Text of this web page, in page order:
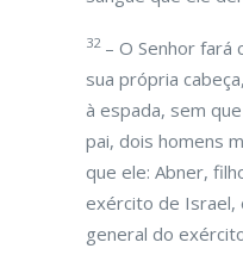
32– O Senhor fará
sua própria
à espada, sem
pai, dois homens
que ele: Abner,
exército de Israel,
general do